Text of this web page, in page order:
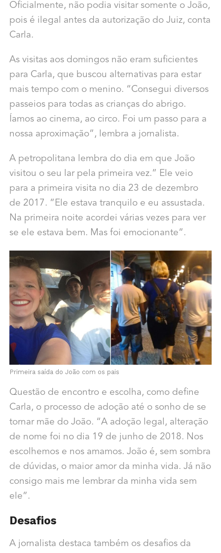
Oficialmente, não podia visitar somente o João,
pois é ilegal antes da autorização do Juiz, conta
Carla.
As visitas aos domingos não eram suficientes
para Carla, que buscou alternativas para estar
mais tempo com o menino. “Consegui diversos
passeios para todas as crianças do abrigo.
Íamos ao cinema, ao circo. Foi um passo para a
nossa aproximação”, lembra a jornalista.
A petropolitana lembra do dia em que João
visitou o seu lar pela primeira vez.” Ele veio
para a primeira visita no dia 23 de dezembro
de 2017. ”Ele estava tranquilo e eu assustada.
Na primeira noite acordei várias vezes para ver
se ele estava bem. Mas foi emocionante”.
Primeira saída do João com os pais
Questão de encontro e escolha, como define
Carla, o processo de adoção até o sonho de se
tornar mãe do João. “A adoção legal, alteração
de nome foi no dia 19 de junho de 2018. Nos
escolhemos e nos amamos. João é, sem sombra
de dúvidas, o maior amor da minha vida. Já não
consigo mais me lembrar da minha vida sem
ele”.
Desafios
A jornalista destaca também os desafios da